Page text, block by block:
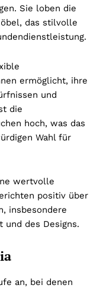
Sie loben die
das stilvolle
ermöglicht, ihre
und
die
hoch, was das
Wahl für
wertvolle
positiv über
insbesondere
des Designs.
an, bei denen